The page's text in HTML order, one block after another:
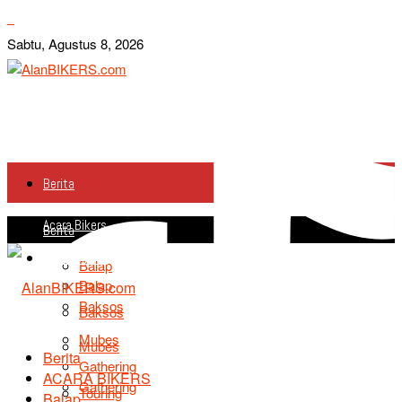
Sabtu, Agustus 8, 2026
Berita
Acara Bikers
Balap
Baksos
Mubes
Gathering
Berita
Acara Bikers
Balap
Baksos
Mubes
Gathering
Touring
Berita
ACARA BIKERS